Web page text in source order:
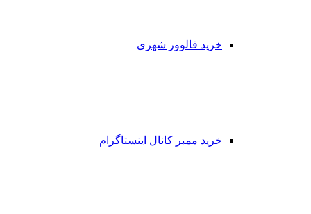
خرید فالوور شهری
خرید ممبر کانال اینستاگرام